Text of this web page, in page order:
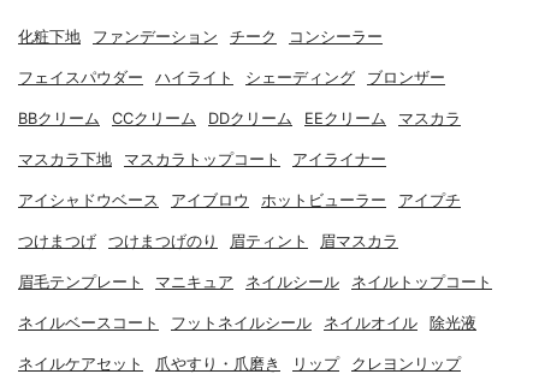
化粧下地 ファンデーション チーク コンシーラー
フェイスパウダー ハイライト シェーディング ブロンザー
BBクリーム CCクリーム DDクリーム EEクリーム マスカラ
マスカラ下地 マスカラトップコート アイライナー
アイシャドウベース アイブロウ ホットビューラー アイプチ
つけまつげ つけまつげのり 眉ティント 眉マスカラ
眉毛テンプレート マニキュア ネイルシール ネイルトップコート
ネイルベースコート フットネイルシール ネイルオイル 除光液
ネイルケアセット 爪やすり・爪磨き リップ クレヨンリップ